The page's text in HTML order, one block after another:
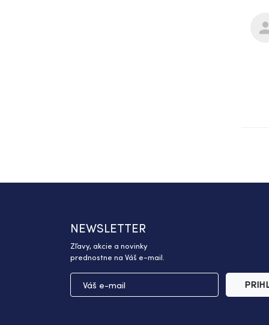
NEWSLETTER
Zľavy, akcie a novinky
prednostne na Váš e-mail.